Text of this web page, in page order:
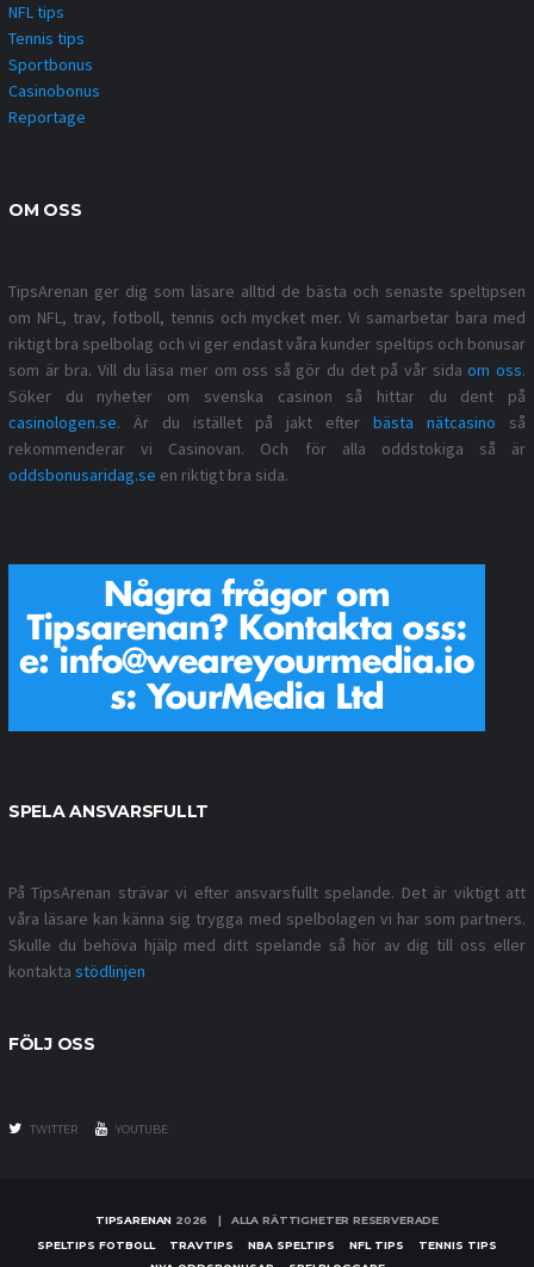
NFL tips
Tennis tips
Sportbonus
Casinobonus
Reportage
OM OSS
TipsArenan ger dig som läsare alltid de bästa och senaste speltipsen
om NFL, trav, fotboll, tennis och mycket mer. Vi samarbetar bara med
riktigt bra spelbolag och vi ger endast våra kunder speltips och bonusar
som är bra. Vill du läsa mer om oss så gör du det på vår sidaom oss.
Söker du nyheter om svenska casinon så hittar du dent på
casinologen.se. Är du istället på jakt efter bästa nätcasino så
rekommenderar vi Casinovan. Och för alla oddstokiga så är
oddsbonusaridag.se en riktigt bra sida.
SPELA ANSVARSFULLT
På TipsArenan strävar vi efter ansvarsfullt spelande. Det är viktigt att
våra läsare kan känna sig trygga med spelbolagen vi har som partners.
Skulle du behöva hjälp med ditt spelande så hör av dig till oss eller
kontakta stödlinjen
FÖLJ OSS
TWITTER YOUTUBE
TIPSARENAN 2026 | ALLA RÄTTIGHETER RESERVERADE
SPELTIPS FOTBOLL
TRAVTIPS NBA SPELTIPS NFL TIPS
TENNIS TIPS